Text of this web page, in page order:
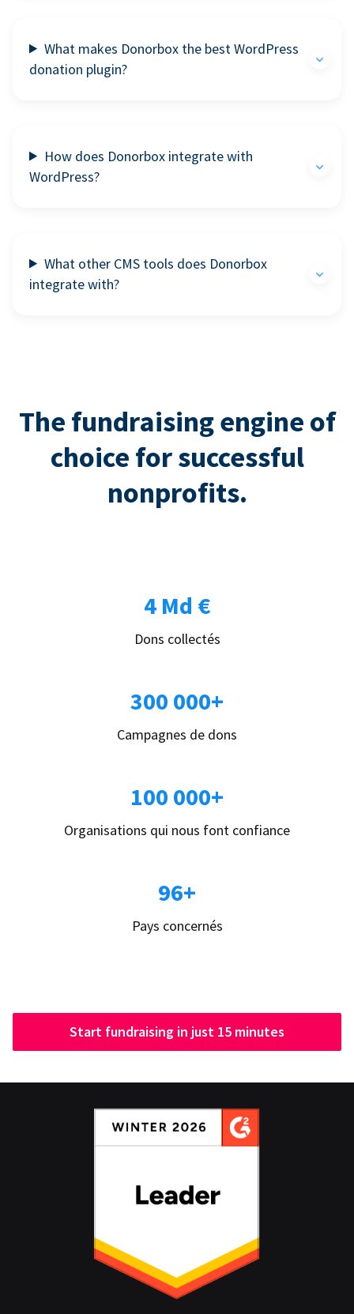
What makes Donorbox the best WordPress
donation plugin?
How does Donorbox integrate with
WordPress?
What other CMS tools does Donorbox
integrate with?
The fundraising engine of
choice for successful
nonprofits.
4 Md €
Dons collectés
300 000+
Campagnes de dons
100 000+
Organisations qui nous font confiance
96+
Pays concernés
Start fundraising in just 15 minutes